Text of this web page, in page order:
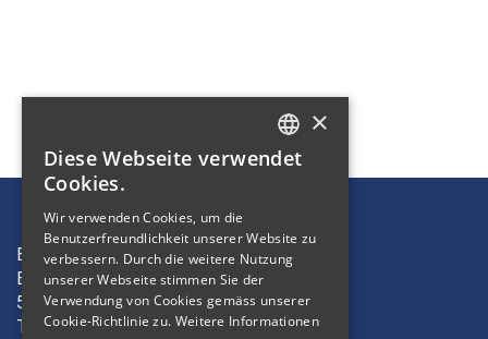
Bibliosuisse
Bleichemattstrasse 42
5000 Aarau
T +41 62 823 19 38
GERMAN
ITALIAN
×
Diese Webseite verwendet
Cookies.
Wir verwenden Cookies, um die
Benutzerfreundlichkeit unserer Website zu
verbessern. Durch die weitere Nutzung
unserer Webseite stimmen Sie der
Verwendung von Cookies gemäss unserer
Cookie-Richtlinie zu. Weitere Informationen